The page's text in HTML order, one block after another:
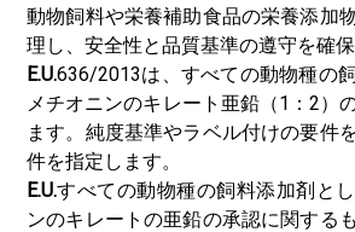
動物飼料や栄養補助食品の栄養添加
理し、安全性と品質基準の遵守を確保
E.U.636/2013は、すべての動物種の
メチオニンのキレート亜鉛（1：2）
ます。純度基準やラベル付けの要件
件を指定します。
E.U.すべての動物種の飼料添加剤と
ンのキレートの亜鉛の承認に関する